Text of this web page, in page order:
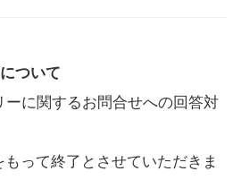
ついて
ーに関するお問合せへの回答対
って終了とさせていただきま